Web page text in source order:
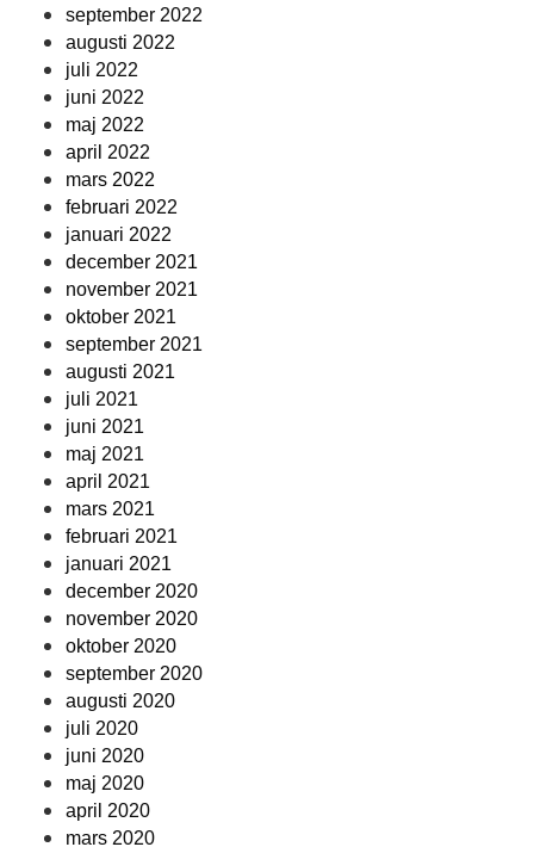
september 2022
augusti 2022
juli 2022
juni 2022
maj 2022
april 2022
mars 2022
februari 2022
januari 2022
december 2021
november 2021
oktober 2021
september 2021
augusti 2021
juli 2021
juni 2021
maj 2021
april 2021
mars 2021
februari 2021
januari 2021
december 2020
november 2020
oktober 2020
september 2020
augusti 2020
juli 2020
juni 2020
maj 2020
april 2020
mars 2020